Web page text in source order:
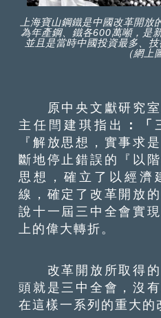
上海寶山鋼鐵是中國改革開
為年產鋼、鐵各600萬噸，是
並且是當時中國投資最多、
（網上
原中央文獻研究
主任閆建琪指出
：「
『解放思想，實事求
斷地停止錯誤的『以
思想，確立了以經濟
線，確定了改革開放
說十一屆三中全會實
上的偉大轉折。
改革開放所取得的
頭就是三中全會，沒
在這樣一系列的重大的